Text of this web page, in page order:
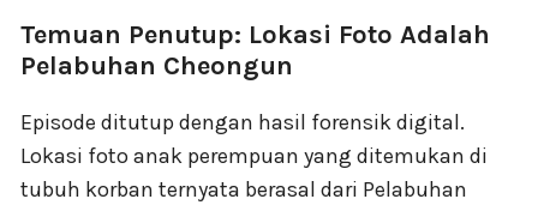
Temuan Penutup: Lokasi Foto Adalah
Pelabuhan Cheongun
Episode ditutup dengan hasil forensik digital.
Lokasi foto anak perempuan yang ditemukan di
tubuh korban ternyata berasal dari Pelabuhan